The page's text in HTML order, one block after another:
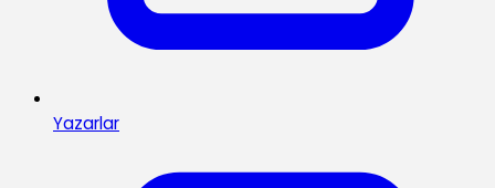
Yazarlar